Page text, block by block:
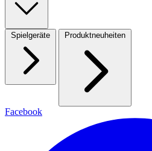
Spielgeräte Produktneuheiten
Facebook